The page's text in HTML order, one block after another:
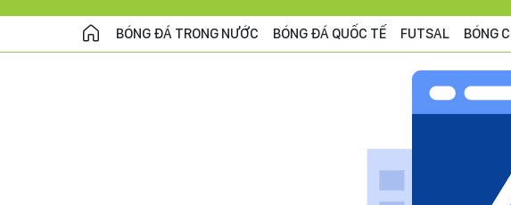
BÓNG ĐÁ TRONG NƯỚC BÓNG ĐÁ QUỐC TẾ FUTSAL BÓNG